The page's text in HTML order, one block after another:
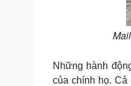
Những hành
của chính họ.